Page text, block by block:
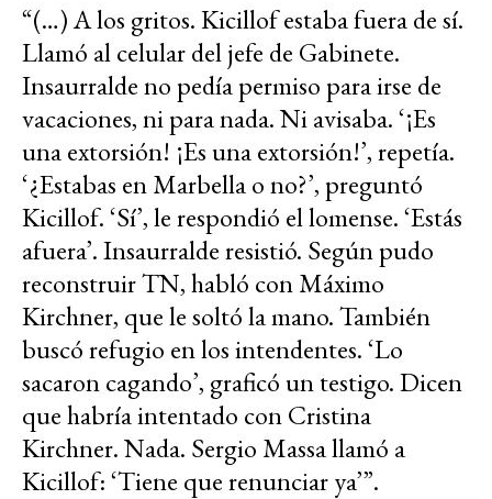
“(…) A los gritos. Kicillof estaba fuera de sí.
Llamó al celular del jefe de Gabinete.
Insaurralde no pedía permiso para irse de
vacaciones, ni para nada. Ni avisaba. ‘¡Es
una extorsión! ¡Es una extorsión!’, repetía.
‘¿Estabas en Marbella o no?’, preguntó
Kicillof. ‘Sí’, le respondió el lomense. ‘Estás
afuera’. Insaurralde resistió. Según pudo
reconstruir TN, habló con Máximo
Kirchner, que le soltó la mano. También
buscó refugio en los intendentes. ‘Lo
sacaron cagando’, graficó un testigo. Dicen
que habría intentado con Cristina
Kirchner. Nada. Sergio Massa llamó a
Kicillof: ‘Tiene que renunciar ya’”.